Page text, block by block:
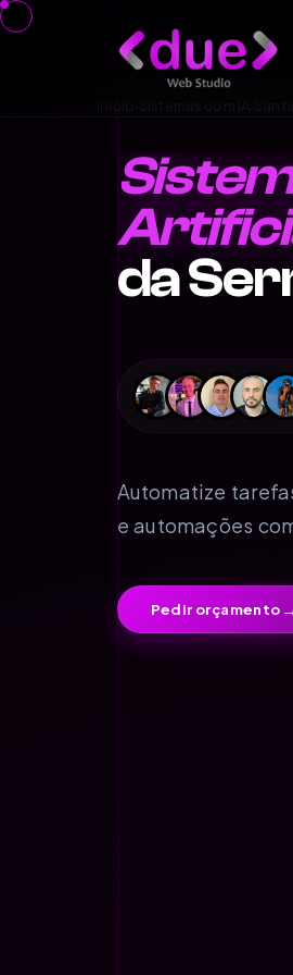
da
Automatize
e automações
Pedir orçamento